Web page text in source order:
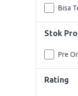
Bisa
Stok
Pre
Rating